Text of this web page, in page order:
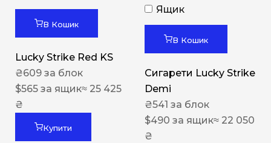
В Кошик
Lucky Strike Red KS
₴609 за блок
$565 за ящик≈ 25 425
₴
Купити
Ящик
В Кошик
Сигарети Lucky Strike
Demi
₴541 за блок
$490 за ящик≈ 22 050
₴